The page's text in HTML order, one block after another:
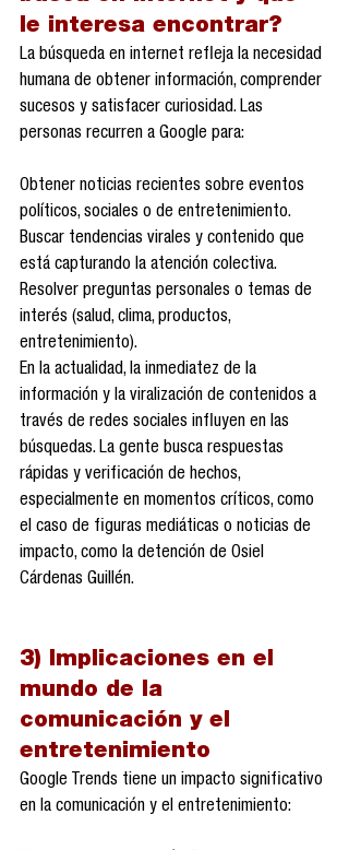
le interesa encontrar?
La búsqueda en internet refleja la necesidad
humana de obtener información, comprender
sucesos y satisfacer curiosidad. Las
personas recurren a Google para:
Obtener noticias recientes sobre eventos
políticos, sociales o de entretenimiento.
Buscar tendencias virales y contenido que
está capturando la atención colectiva.
Resolver preguntas personales o temas de
interés (salud, clima, productos,
entretenimiento).
En la actualidad, la inmediatez de la
información y la viralización de contenidos a
través de redes sociales influyen en las
búsquedas. La gente busca respuestas
rápidas y verificación de hechos,
especialmente en momentos críticos, como
el caso de figuras mediáticas o noticias de
impacto, como la detención de Osiel
Cárdenas Guillén.
3) Implicaciones en el
mundo de la
comunicación y el
entretenimiento
Google Trends tiene un impacto significativo
en la comunicación y el entretenimiento: